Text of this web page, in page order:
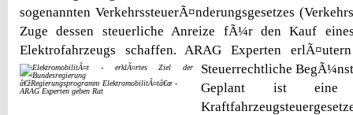
sogenannten VerkehrssteuerÃ¤nderungsgesetzes
Zuge dessen steuerliche Anreize fÃ¼r den Kauf
Elektrofahrzeugs schaffen. ARAG Experten
â€žRegierungsprogramm ElektromobilitÃ¤tâ€œ -
ARAG Experten geben Rat
Steuerrechtliche
Geplant ist eine